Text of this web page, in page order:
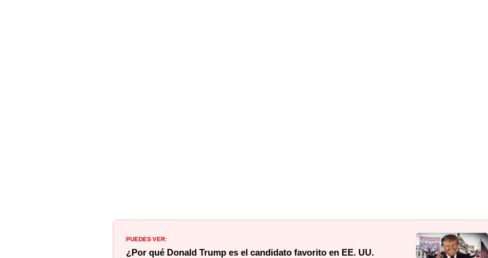
PUEDES VER:
¿Por qué Donald Trump es el candidato favorito en EE. UU.